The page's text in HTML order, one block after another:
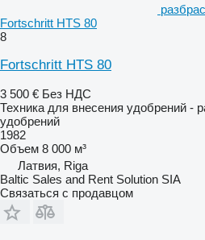
Fortschritt HTS 80
8
Fortschritt HTS 80
3 500 € Без НДС
Техника для внесения удобрений -
удобрений
1982
Объем 8 000 м³
Латвия, Riga
Baltic Sales and Rent Solution SIA
Связаться с продавцом